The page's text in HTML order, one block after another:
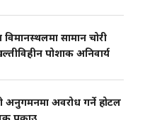
विमानस्थलमा सामान चोरी
पोशाक अनिवार्य
अनुगमनमा अवरोध गर्ने होटल